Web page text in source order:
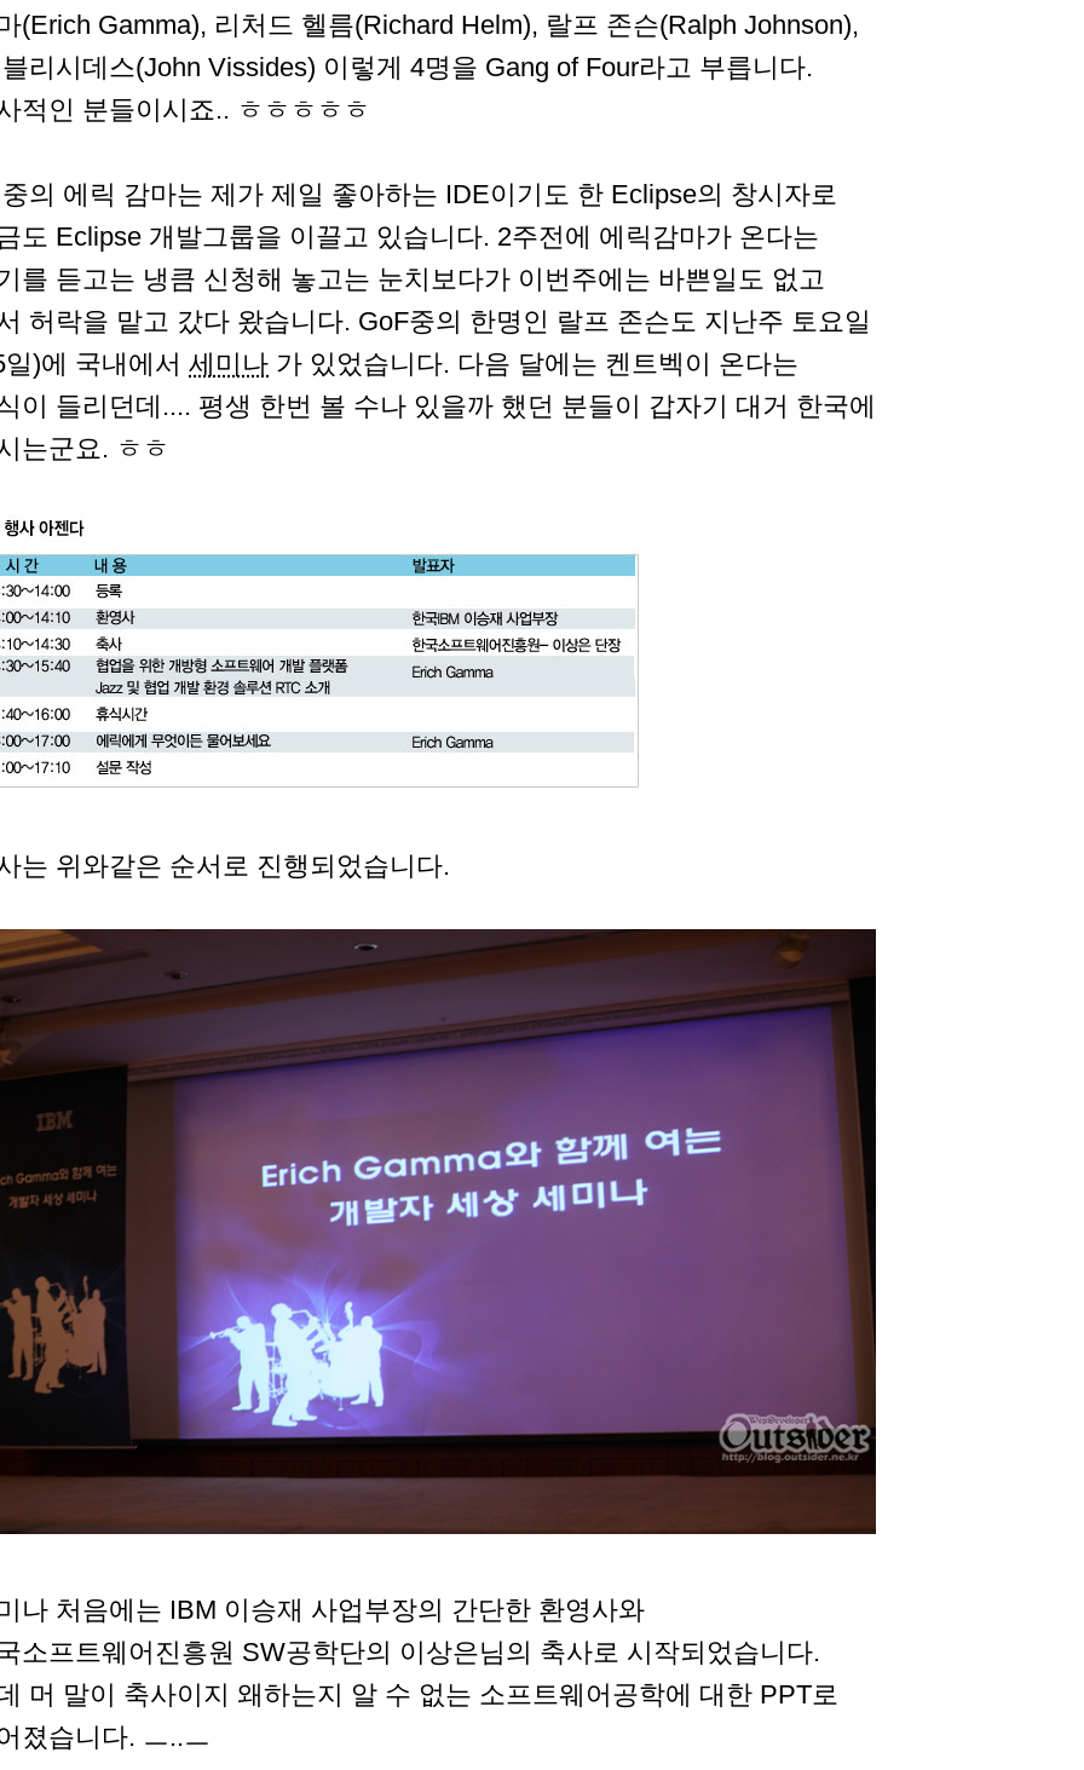
(Erich Gamma), 리처드 헬름(Richard Helm), 랄프 존슨(Ralph Johnson),
리시데스(John Vissides) 이렇게 4명을 Gang of Four라고 부릅니다.
적인 분들이시죠.. ㅎㅎㅎㅎㅎ
의 에릭 감마는 제가 제일 좋아하는 IDE이기도 한 Eclipse의 창시자로
도 Eclipse 개발그룹을 이끌고 있습니다. 2주전에 에릭감마가 온다는
를 듣고는 냉큼 신청해 놓고는 눈치보다가 이번주에는 바쁜일도 없고
허락을 맡고 갔다 왔습니다. GoF중의 한명인 랄프 존슨도 지난주 토요일
)에 국내에서 세미나 가 있었습니다. 다음 달에는 켄트벡이 온다는
이 들리던데.... 평생 한번 볼 수나 있을까 했던 분들이 갑자기 대거 한국에
는군요. ㅎㅎ
는 위와같은 순서로 진행되었습니다.
나 처음에는 IBM 이승재 사업부장의 간단한 환영사와
소프트웨어진흥원 SW공학단의 이상은님의 축사로 시작되었습니다.
머 말이 축사이지 왜하는지 알 수 없는 소프트웨어공학에 대한 PPT로
졌습니다. ㅡ..ㅡ